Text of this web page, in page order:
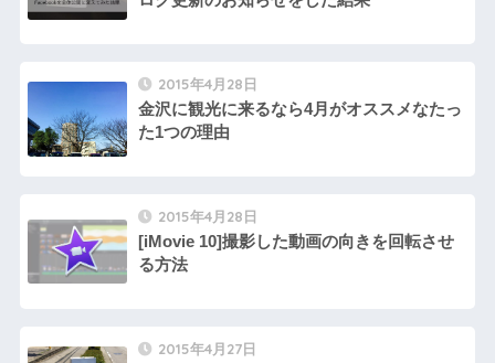
2015年4月28日
金沢に観光に来るなら4月がオススメなたっ
た1つの理由
2015年4月28日
[iMovie 10]撮影した動画の向きを回転させ
る方法
2015年4月27日